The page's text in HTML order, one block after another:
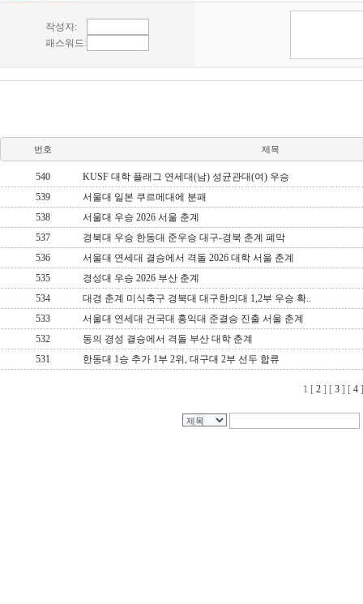
번호 제목
540
KUSF 대학 플래그 연세대(남) 성균관대(여) 우승
539
서울대 일본 쿠르메대에 분패
538
서울대 우승 2026 서울 춘계
537
경북대 우승 한동대 준우승 대구-경북 춘계 폐막
536
서울대 연세대 결승에서 격돌 2026 대학 서울 춘계
535
경성대 우승 2026 부산 춘계
534
대경 춘계 미식축구 경북대 대구한의대 1,2부 우승 확..
533
서울대 연세대 건국대 홍익대 준결승 진출 서울 춘계
532
동의 경성 결승에서 격돌 부산 대학 춘계
531
한동대 1승 추가 1부 2위, 대구대 2부 선두 합류
1 [ 2] [ 3] [ 4